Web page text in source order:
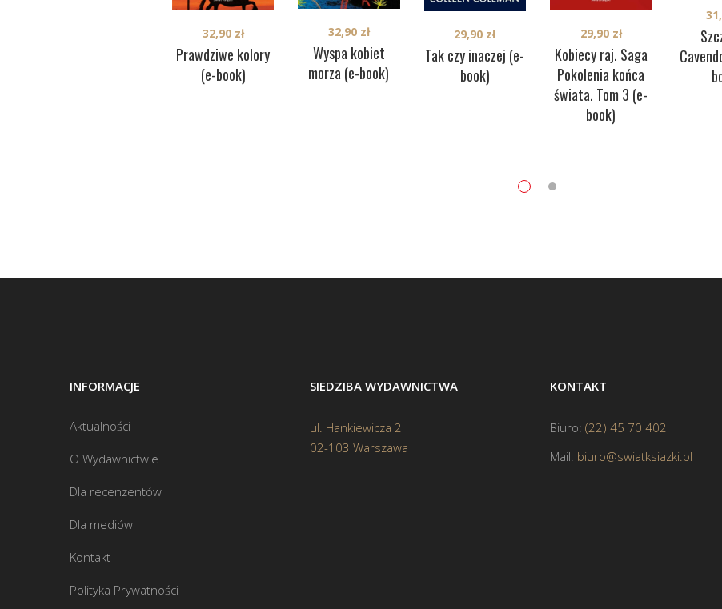
Prawdziwe kolory
(e-book)
32,90 zł
Wyspa kobiet
morza (e-book)
32,90 zł
Tak czy inaczej (e-
book)
29,90 zł
Kobiecy raj. Saga
Pokolenia końca
świata. Tom 3 (e-
book)
29,90 zł
INFORMACJE
Aktualności
O Wydawnictwie
Dla recenzentów
Dla mediów
Kontakt
Polityka Prywatności
SIEDZIBA WYDAWNICTWA
ul. Hankiewicza 2
02-103 Warszawa
KONTAKT
Biuro: (22) 45 70 402
Mail: biuro@swiatksiazki.pl